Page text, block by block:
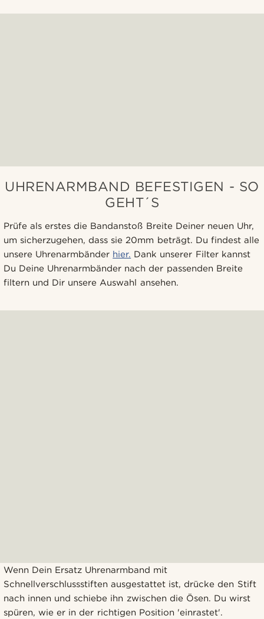
UHRENARMBAND BEFESTIGEN - SO
GEHT´S
Prüfe als erstes die Bandanstoß Breite Deiner neuen Uhr,
um sicherzugehen, dass sie 20mm beträgt. Du findest alle
unsere Uhrenarmbänder hier. Dank unserer Filter kannst
Du Deine Uhrenarmbänder nach der passenden Breite
filtern und Dir unsere Auswahl ansehen.
Wenn Dein Ersatz Uhrenarmband mit
Schnellverschlussstiften ausgestattet ist, drücke den Stift
nach innen und schiebe ihn zwischen die Ösen. Du wirst
spüren, wie er in der richtigen Position 'einrastet'.